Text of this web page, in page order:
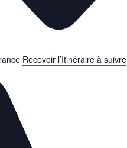
Recevoir l’Itinéraire à suivre